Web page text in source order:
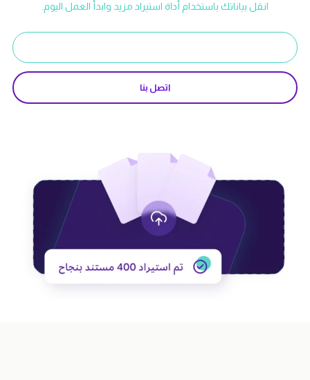
انقل بياناتك باستخدام أداة استيراد مزيد وابدأ العمل اليوم.
اتصل بنا